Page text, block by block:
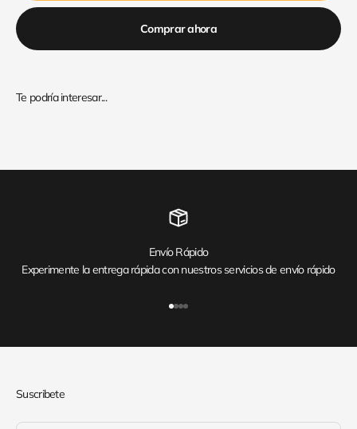
Comprar ahora
Envío Rápido
Experimente la entrega rápida con nuestros servicios de envío rápido
Suscribete